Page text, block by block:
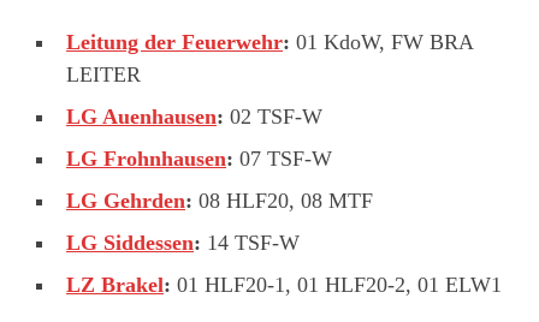
Leitung der Feuerwehr: 01 KdoW, FW BRA
LEITER
LG Auenhausen: 02 TSF-W
LG Frohnhausen: 07 TSF-W
LG Gehrden: 08 HLF20, 08 MTF
LG Siddessen: 14 TSF-W
LZ Brakel: 01 HLF20-1, 01 HLF20-2, 01 ELW1